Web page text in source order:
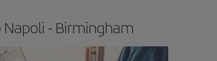
- Birmingham